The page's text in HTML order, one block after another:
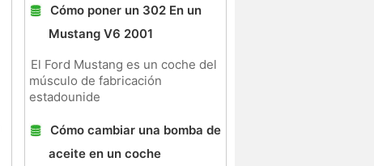
Cómo poner un 302 En un
Mustang V6 2001
El Ford Mustang es un coche del
músculo de fabricación
estadounide
Cómo cambiar una bomba de
aceite en un coche